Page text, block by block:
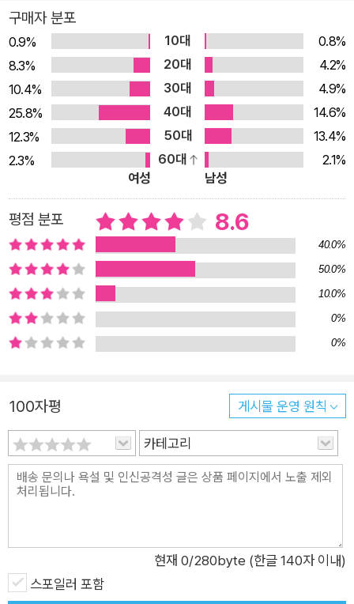
미하다. 한 사람이 먼저 베풀면 자연히 그에 대한 보답이 이어지
는 순박한 마음이 있을 뿐이다. 구복리양반 돌아가셨다 그만 울
어, 두말없이/한천댁과 청동댁이 구복리댁 집으로 가서 몇날 며
칠 자줬다//구년 뒤, 한천양반 돌아가셨다 그만 울어, 두말없이/
구복리댁과 청동댁이 한천댁 집으로 가서 몇날 며칠 자줬다//다
시 십일년 뒤, 청동양반 돌아가셨다 그만 울어, 두말없이/구복리
댁과 한천댁이 청동댁 집으로 가서 몇날 며칠 자줬다//연속극 켜
놓고 간간이 얘기하다 자는 게 전부라고들 했다//자식새끼들 후
새 울음처럼 이어지곤 하는데,//구복리댁은 울 큰어매고 청동댁
은 내 친구 수열이 어매고/한천댁은 울 어매다(「어떤 품앗이」 전
문) 시인이 그려내는 이곳의 삶의 풍경은 무척이나 정감있고 애
틋하게 다가온다. 병원에 모셔다드린 보답으로 “지팡이 앞세우고
물어물어,” “족히 일년이 넘게” 집을 수소문하여 “참깨 한 봉
지”(「참깨 차비」)를 들고 찾아오신 할머니, “닭서리”를 하다 들키
자 닭 주인집 “논두렁과 밭두렁 우거진 풀”과 “동네 진입로며 마
값을 대신하는 “한동네 환갑어른”(「닭값」). 이런 이웃들과 어우
러져 살아가는 시인 또한 그들과 다르지 않아, “윗집 할매”가 “내
텃밭에 요소비료를 넘치게 뿌려” “상추며 배추 잎이 누렇게 타들
어”가도 원망은커녕 “비울 때가 더 많은 내 집을 일없이 봐주”시
는 할머니에게 “콩기름 한 통 사다가 저녁 마루에 두고”(「별말 없
다/별이 와서 내린다//나는 자주자주/자두나무 정류장에 간다//
비가 와도 가고/눈이 와도 가고/달이 와도 가고/별이 와도 간다//
구매자 분포
0.9% 10대
0.8%
8.3%
20대
4.2%
10.4%
30대
4.9%
25.8%
40대
14.6%
12.3%
50대
13.4%
2.3%
60대
2.1%
여성
남성
평점 분포 8.6
40.0%
50.0%
10.0%
0%
0%
100자평 게시물 운영 원칙
카테고리
현재 0/280byte (한글 140자 이내)
스포일러 포함